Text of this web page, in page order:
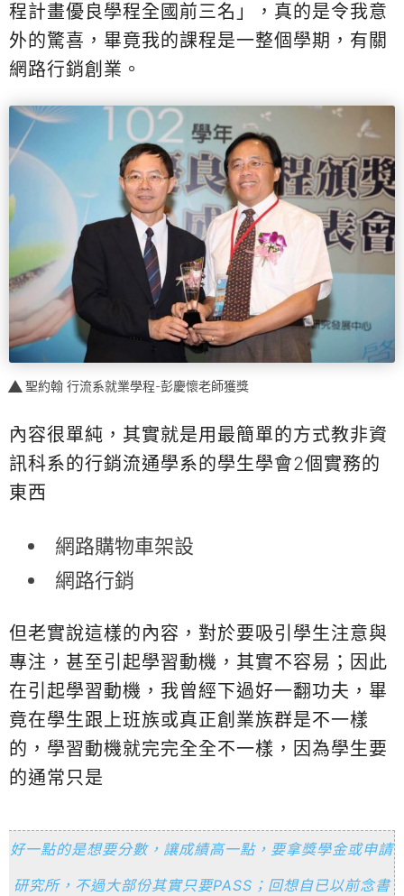
程計畫優良學程全國前三名」，真的是令我意
外的驚喜，畢竟我的課程是一整個學期，有關
網路行銷創業。
聖約翰 行流系就業學程-彭慶懷老師獲獎
內容很單純，其實就是用最簡單的方式教非資
訊科系的行銷流通學系的學生學會2個實務的
東西
網路購物車架設
網路行銷
但老實說這樣的內容，對於要吸引學生注意與
專注，甚至引起學習動機，其實不容易；因此
在引起學習動機，我曾經下過好一翻功夫，畢
竟在學生跟上班族或真正創業族群是不一樣
的，學習動機就完完全全不一樣，因為學生要
的通常只是
好一點的是想要分數，讓成績高一點，要拿獎學金或申請
研究所，不過大部份其實只要PASS；回想自已以前念書